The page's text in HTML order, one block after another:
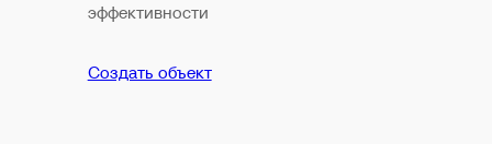
эффективности
Создать объект